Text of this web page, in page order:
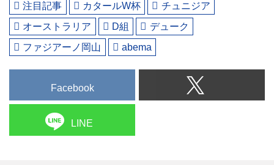
注目記事 カタールW杯
チュニジア
オーストラリア
D組
デューク
ファジアーノ岡山
abema
Facebook
LINE